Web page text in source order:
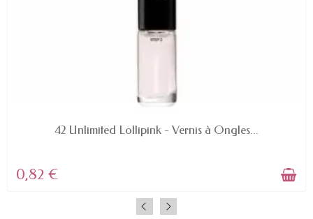
42 Unlimited Lollipink - Vernis à Ongles...
0,82 €